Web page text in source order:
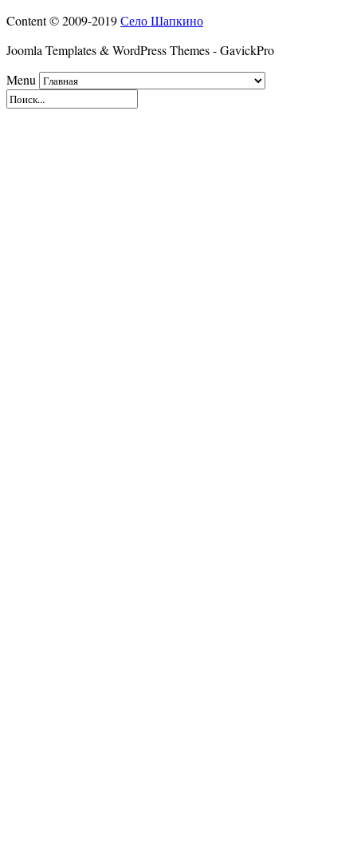
Content © 2009-2019Село Шапкино
Joomla Templates & WordPress Themes - GavickPro
Menu